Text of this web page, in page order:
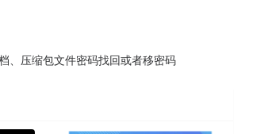
、压缩包文件密码找回或者移密码